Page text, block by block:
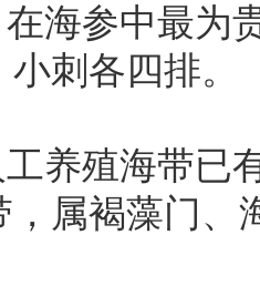
海参中最为
刺各四排。
养殖海带已
，属褐藻门、